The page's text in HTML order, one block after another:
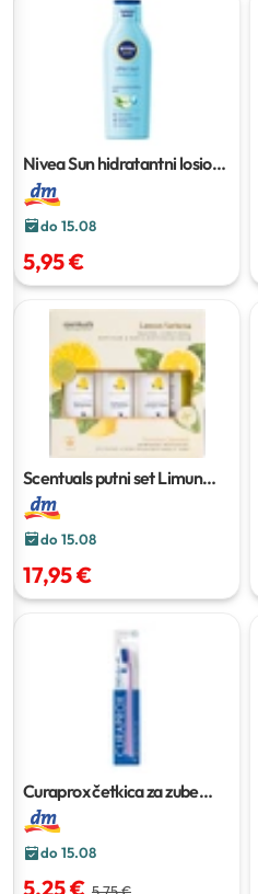
Nivea Sun hidratantni losion
poslije sunčanja
do 15.08
5,95 €
Scentuals putni set Limun
Verbena
do 15.08
17,95 €
Curaprox četkica za zube
Ultra Soft 5460
do 15.08
5,25 €